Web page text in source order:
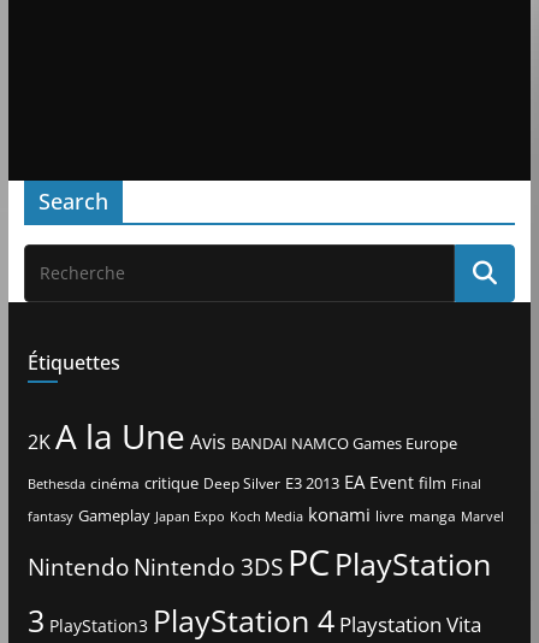
Search
Étiquettes
2KA la Une Avis BANDAI NAMCO Games Europe
Bethesda cinéma critique Deep Silver E3 2013 EA Event film Final
fantasy Gameplay Japan Expo Koch Media konami livre manga Marvel
Nintendo Nintendo 3DS PCPlayStation
3 PlayStation3 PlayStation 4 Playstation Vita